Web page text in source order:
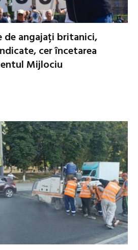
de angajați britanici,
cer încetarea
Mijlociu